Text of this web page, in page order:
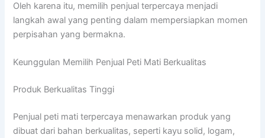
Oleh karena itu, memilih penjual terpercaya menjadi
langkah awal yang penting dalam mempersiapkan momen
perpisahan yang bermakna.
Keunggulan Memilih Penjual Peti Mati Berkualitas
Produk Berkualitas Tinggi
Penjual peti mati terpercaya menawarkan produk yang
dibuat dari bahan berkualitas, seperti kayu solid, logam,